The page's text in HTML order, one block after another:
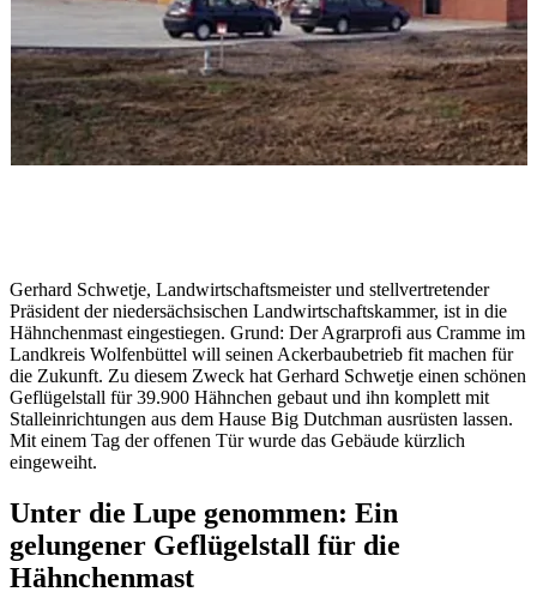
Gerhard Schwetje, Landwirtschaftsmeister und stellvertretender
Präsident der niedersächsischen Landwirtschaftskammer, ist in die
Hähnchenmast eingestiegen. Grund: Der Agrarprofi aus Cramme im
Landkreis Wolfenbüttel will seinen Ackerbaubetrieb fit machen für
die Zukunft. Zu diesem Zweck hat Gerhard Schwetje einen schönen
Geflügelstall für 39.900 Hähnchen gebaut und ihn komplett mit
Stalleinrichtungen aus dem Hause Big Dutchman ausrüsten lassen.
Mit einem Tag der offenen Tür wurde das Gebäude kürzlich
eingeweiht.
Unter die Lupe genommen: Ein
gelungener Geflügelstall für die
Hähnchenmast